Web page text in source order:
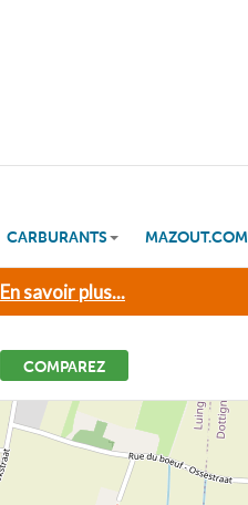
CARBURANTS MAZOUT.COM
En savoir plus...
COMPAREZ